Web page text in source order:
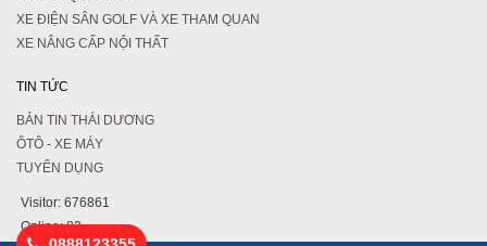
XE ĐIỆN SÂN GOLF VÀ XE THAM QUAN
XE NÂNG CẤP NỘI THẤT
TIN TỨC
BẢN TIN THÁI DƯƠNG
ÔTÔ - XE MÁY
TUYỂN DỤNG
Visitor:676861
Online:83